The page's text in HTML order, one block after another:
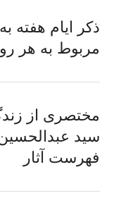
ذکر ایام هفته
مربوط به هر
مختصری از
سید
فهرست آثار